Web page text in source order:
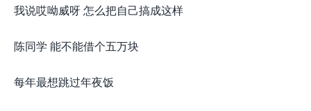
我说哎呦威呀 怎么把自己搞成这样
陈同学 能不能借个五万块
每年最想跳过年夜饭